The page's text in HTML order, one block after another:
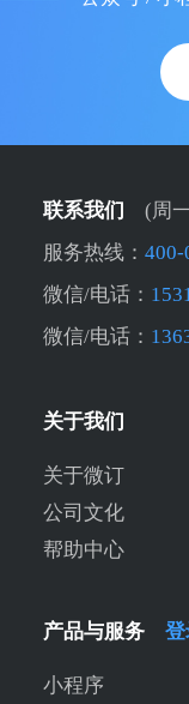
联系我们
(周
服务热线： 400-
微信/电话：
微信/电话：
关于我们
关于微订
公司文化
帮助中心
产品与服务
小程序